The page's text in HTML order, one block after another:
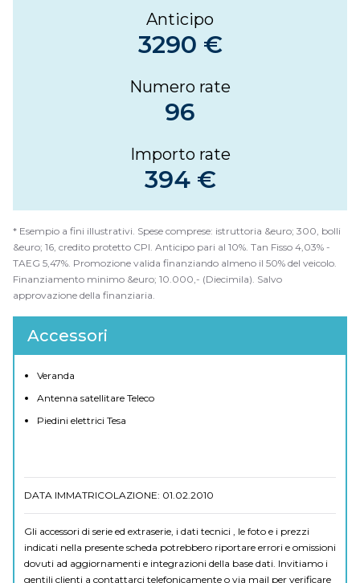
Anticipo
3290 €
Numero rate
96
Importo rate
394 €
* Esempio a fini illustrativi. Spese comprese: istruttoria &euro; 300, bolli
&euro; 16, credito protetto CPI. Anticipo pari al 10%. Tan Fisso 4,03% -
TAEG 5,47%. Promozione valida finanziando almeno il 50% del veicolo.
Finanziamento minimo &euro; 10.000,- (Diecimila). Salvo
approvazione della finanziaria.
Accessori
Veranda
Antenna satellitare Teleco
Piedini elettrici Tesa
DATA IMMATRICOLAZIONE: 01.02.2010
Gli accessori di serie ed extraserie, i dati tecnici , le foto e i prezzi
indicati nella presente scheda potrebbero riportare errori e omissioni
dovuti ad aggiornamenti e integrazioni della base dati. Invitiamo i
gentili clienti a contattarci telefonicamente o via mail per verificare